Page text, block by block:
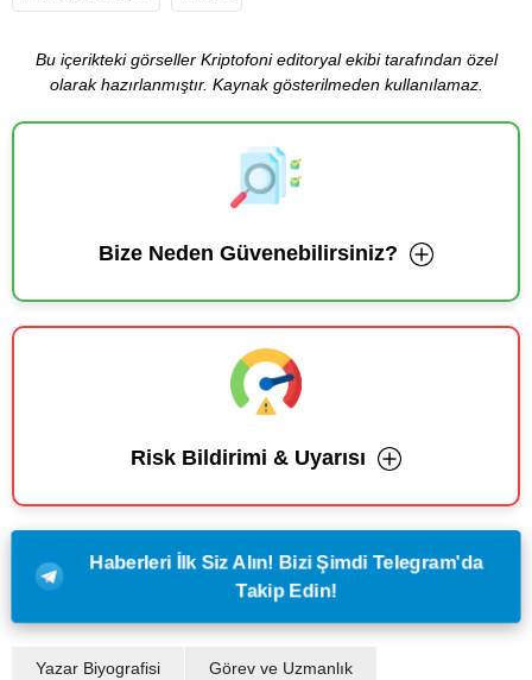
Bu içerikteki görseller Kriptofoni editoryal ekibi tarafından özel
olarak hazırlanmıştır. Kaynak gösterilmeden kullanılamaz.
Bize Neden Güvenebilirsiniz?
Risk Bildirimi & Uyarısı
Haberleri İlk Siz Alın! Bizi Şimdi Telegram'da
Takip Edin!
Yazar Biyografisi Görev ve Uzmanlık